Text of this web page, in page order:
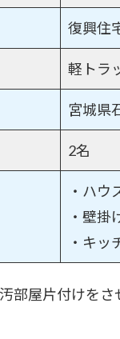
復興住
軽トラ
宮城県
2名
・ハウ
・壁掛
・キッ
部屋片付けをさ